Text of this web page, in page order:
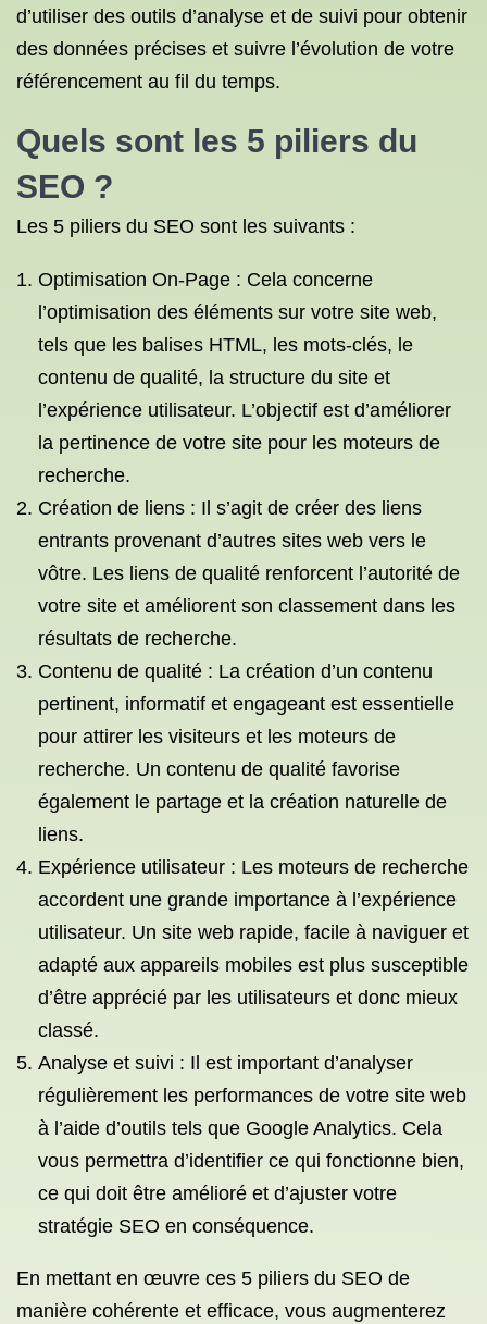
d’utiliser des outils d’analyse et de suivi pour obtenir
des données précises et suivre l’évolution de votre
référencement au fil du temps.
Quels sont les 5 piliers du
SEO ?
Les 5 piliers du SEO sont les suivants :
Optimisation On-Page : Cela concerne
l’optimisation des éléments sur votre site web,
tels que les balises HTML, les mots-clés, le
contenu de qualité, la structure du site et
l’expérience utilisateur. L’objectif est d’améliorer
la pertinence de votre site pour les moteurs de
recherche.
Création de liens : Il s’agit de créer des liens
entrants provenant d’autres sites web vers le
vôtre. Les liens de qualité renforcent l’autorité de
votre site et améliorent son classement dans les
résultats de recherche.
Contenu de qualité : La création d’un contenu
pertinent, informatif et engageant est essentielle
pour attirer les visiteurs et les moteurs de
recherche. Un contenu de qualité favorise
également le partage et la création naturelle de
liens.
Expérience utilisateur : Les moteurs de recherche
accordent une grande importance à l’expérience
utilisateur. Un site web rapide, facile à naviguer et
adapté aux appareils mobiles est plus susceptible
d’être apprécié par les utilisateurs et donc mieux
classé.
Analyse et suivi : Il est important d’analyser
régulièrement les performances de votre site web
à l’aide d’outils tels que Google Analytics. Cela
vous permettra d’identifier ce qui fonctionne bien,
ce qui doit être amélioré et d’ajuster votre
stratégie SEO en conséquence.
En mettant en œuvre ces 5 piliers du SEO de
manière cohérente et efficace, vous augmenterez